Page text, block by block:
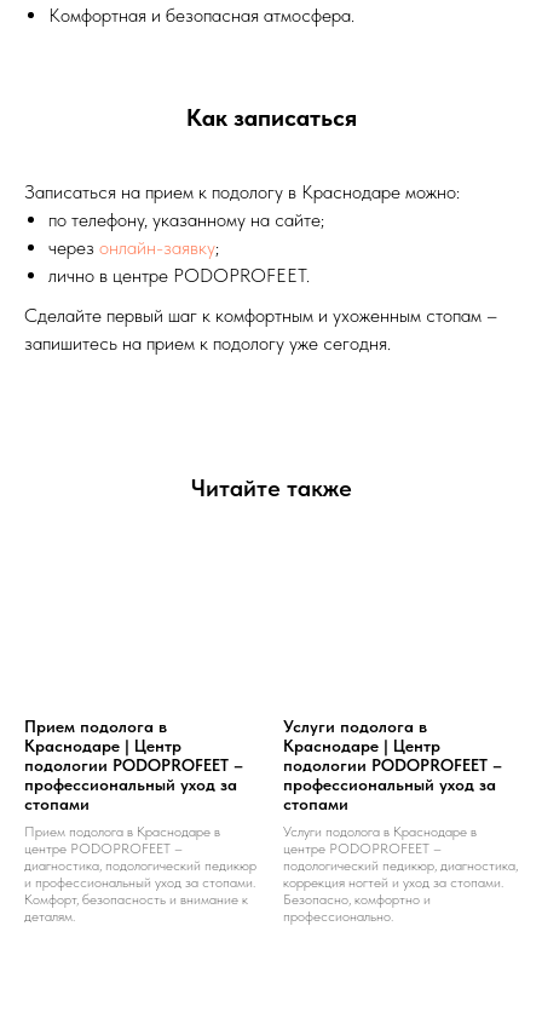
Комфортная и безопасная атмосфера.
Как записаться
Записаться на прием к подологу в Краснодаре можно:
по телефону, указанному на сайте;
через онлайн-заявку;
лично в центре PODOPROFEET.
Сделайте первый шаг к комфортным и ухоженным стопам –
запишитесь на прием к подологу уже сегодня.
Читайте также
Прием подолога в
Краснодаре | Центр
подологии PODOPROFEET –
профессиональный уход за
стопами
Прием подолога в Краснодаре в
центре PODOPROFEET –
диагностика, подологический педикюр
и профессиональный уход за стопами.
Комфорт, безопасность и внимание к
деталям.
Услуги подолога в
Краснодаре | Центр
подологии PODOPROFEET –
профессиональный уход за
стопами
Услуги подолога в Краснодаре в
центре PODOPROFEET –
подологический педикюр, диагностика,
коррекция ногтей и уход за стопами.
Безопасно, комфортно и
профессионально.